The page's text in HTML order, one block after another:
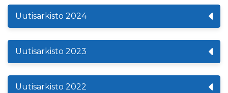
Uutisarkisto 2024
Uutisarkisto 2023
Uutisarkisto 2022